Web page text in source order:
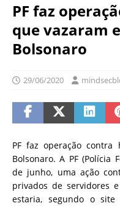
PF faz
que vazaram
Bolsonaro
29/06/2020
PF faz operação contra
Bolsonaro. A PF (Polícia
de junho, uma ação
privados de servidores
estaria, segundo o